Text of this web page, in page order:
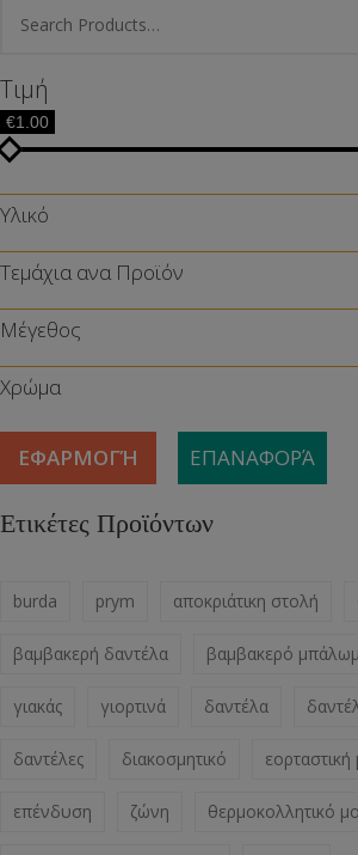
Τιμή
€1.00
Υλικό
Τεμάχια ανα Προϊόν
Μέγεθος
Χρώμα
ΕΦΑΡΜΟΓΉ ΕΠΑΝΑΦΟΡΆ
Ετικέτες Προϊόντων
burda prym αποκριάτικη στολή
βαμβακερή δαντέλα βαμβακερό
γιακάς γιορτινά δαντέλα
δαντέλες διακοσμητικό
επένδυση ζώνη θερμοκολλητικό